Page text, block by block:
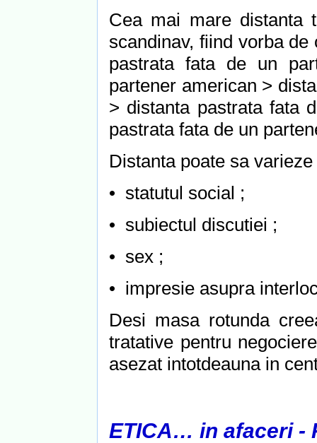
Cea mai mare distanta
scandinav, fiind vorba
pastrata fata de un
partener american >
> distanta pastrata fata
pastrata fata de un
Distanta poate sa
• statutul social ;
• subiectul discutiei ;
• sex ;
• impresie asupra
Desi masa rotunda
tratative pentru
asezat intotdeauna in
ETICA… in afaceri -